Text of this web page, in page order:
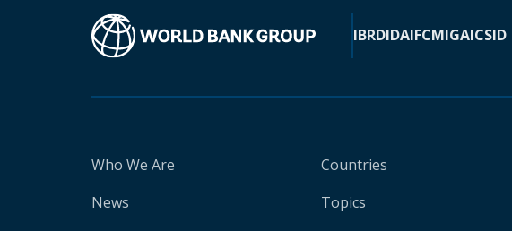
IBRDIDAIFCMIGAICSID
Who We Are
News
Countries
Topics